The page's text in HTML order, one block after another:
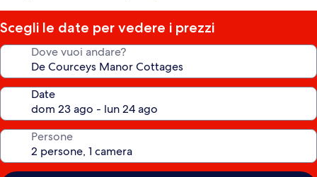
stelle
Scegli le date per vedere i prezzi
Dove vuoi andare?
Date
Persone